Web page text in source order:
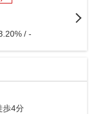
/ -
歩4分